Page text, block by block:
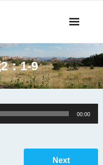
：1-9
00:00
Next